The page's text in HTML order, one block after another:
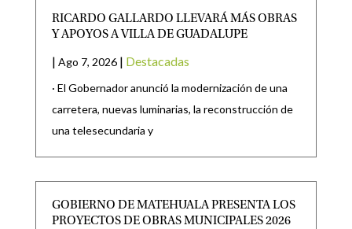
RICARDO GALLARDO LLEVARÁ MÁS OBRAS
Y APOYOS A VILLA DE GUADALUPE
| Ago 7, 2026 | Destacadas
· El Gobernador anunció la modernización de una
carretera, nuevas luminarias, la reconstrucción de
una telesecundaria y
GOBIERNO DE MATEHUALA PRESENTA LOS
PROYECTOS DE OBRAS MUNICIPALES 2026